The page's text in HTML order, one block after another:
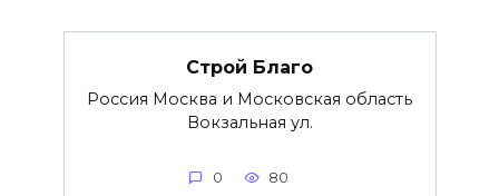
Строй Благо
Россия Москва и Московская область
Вокзальная ул.
0 80